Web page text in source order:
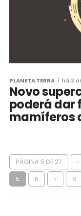
PLANETA TERRA há 3
Novo
poderá dar
mamíferos
PÁGINA 5 DE 27
5 6 7 8